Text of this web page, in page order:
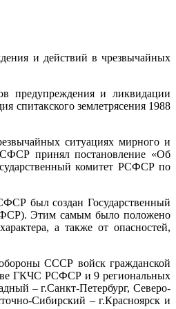
и действий в чрезвычайных
предупреждения и ликвидации
спитакского землетрясения 1988
ситуациях мирного и
принял постановление «Об
комитет РСФСР по
был создан Государственный
Этим самым было положено
а также от опасностей,
СССР войск гражданской
ГКЧС РСФСР и 9 региональных
– г.Санкт-Петербург, Северо-
Сибирский – г.Красноярск и